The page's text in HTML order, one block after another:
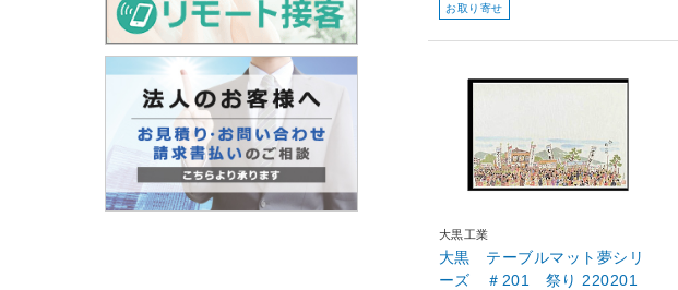
お取り寄せ
大黒工業
大黒 テーブルマット夢シリ
ーズ ＃201 祭り 220201